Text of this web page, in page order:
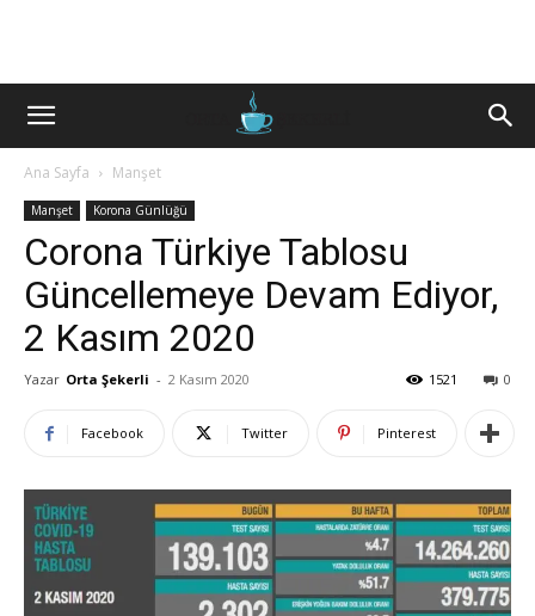
Ana Sayfa Manşet
Manşet Korona Günlüğü
Corona Türkiye Tablosu
Güncellemeye Devam Ediyor,
2 Kasım 2020
Yazar Orta Şekerli - 2 Kasım 2020 0
1521
Facebook Twitter Pinterest